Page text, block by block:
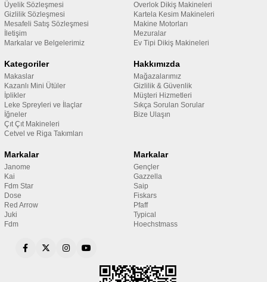
Üyelik Sözleşmesi
Gizlilik Sözleşmesi
Mesafeli Satış Sözleşmesi
İletişim
Markalar ve Belgelerimiz
Overlok Dikiş Makineleri
Kartela Kesim Makineleri
Makine Motorları
Mezuralar
Ev Tipi Dikiş Makineleri
Kategoriler
Makaslar
Kazanlı Mini Ütüler
İplikler
Leke Spreyleri ve İlaçlar
İğneler
Çıt Çıt Makineleri
Cetvel ve Riga Takımları
Hakkımızda
Mağazalarımız
Gizlilik & Güvenlik
Müşteri Hizmetleri
Sıkça Sorulan Sorular
Bize Ulaşın
Markalar
Janome
Kai
Fdm Star
Dose
Red Arrow
Juki
Fdm
Markalar
Gençler
Gazzella
Saip
Fiskars
Pfaff
Typical
Hoechstmass